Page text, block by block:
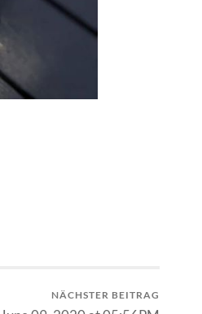
NÄCHSTER BEITRAG